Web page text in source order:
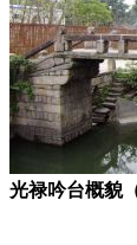
光禄吟台概貌